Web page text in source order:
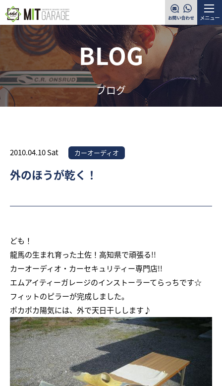
メニュー
BLOG
ブログ
2010.04.10 Sat カーオーディオ
外のほうが乾く！
ども！
龍馬の生まれ育った土佐！高知県で頑張る!!
カーオーディオ・カーセキュリティー専門店!!
エムアイティーガレージのインストーラーてらっちです☆
フィットのピラーが完成しました。
ポカポカ陽気には、外で天日干しします♪